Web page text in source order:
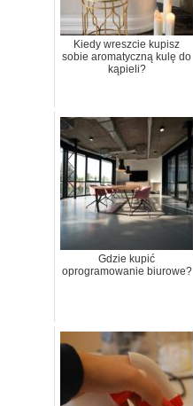
Kiedy wreszcie kupisz
sobie aromatyczną kulę do
kąpieli?
Gdzie kupić
oprogramowanie biurowe?